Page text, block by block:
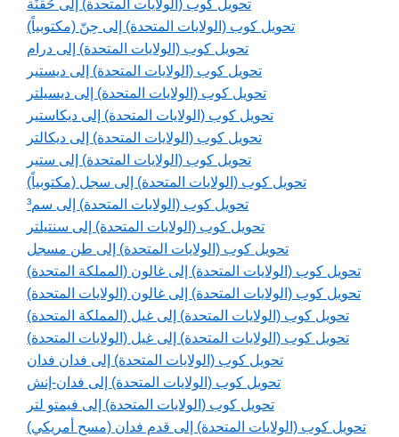
تحويل كوب (الولايات المتحدة) إلى حُقْنَة
تحويل كوب (الولايات المتحدة) إلى حِنّ (مكتوبياً)
تحويل كوب (الولايات المتحدة) إلى درام
تحويل كوب (الولايات المتحدة) إلى ديستير
تحويل كوب (الولايات المتحدة) إلى ديسيلتر
تحويل كوب (الولايات المتحدة) إلى ديكاستير
تحويل كوب (الولايات المتحدة) إلى ديكالتر
تحويل كوب (الولايات المتحدة) إلى ستير
تحويل كوب (الولايات المتحدة) إلى سجل (مكتوبياً)
تحويل كوب (الولايات المتحدة) إلى سم³
تحويل كوب (الولايات المتحدة) إلى سنتيلتر
تحويل كوب (الولايات المتحدة) إلى طن مسجل
تحويل كوب (الولايات المتحدة) إلى غالون (المملكة المتحدة)
تحويل كوب (الولايات المتحدة) إلى غالون (الولايات المتحدة)
تحويل كوب (الولايات المتحدة) إلى غيل (المملكة المتحدة)
تحويل كوب (الولايات المتحدة) إلى غيل (الولايات المتحدة)
تحويل كوب (الولايات المتحدة) إلى فدان فدان
تحويل كوب (الولايات المتحدة) إلى فدان-إنش
تحويل كوب (الولايات المتحدة) إلى فيمتو لتر
تحويل كوب (الولايات المتحدة) إلى قدم فدان (مسح أمريكي)